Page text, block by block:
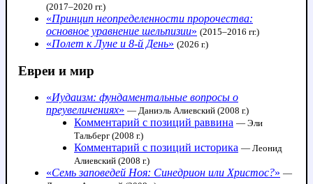
(2017–2020 гг.)
«Принцип неопределенности пророчества:
основное уравнение шельпизии» (2015–2016 гг.)
«Полет к Луне и 8‑й День» (2026 г.)
Евреи и мир
«Иудаизм: фундаментальные вопросы о
преувеличениях» — Даниэль Алиевский (2008 г.)
Комментарий с позиций раввина — Эли
Тальберг (2008 г.)
Комментарий с позиций историка — Леонид
Алиевский (2008 г.)
«Семь заповедей Ноя: Синедрион или Христос?» —